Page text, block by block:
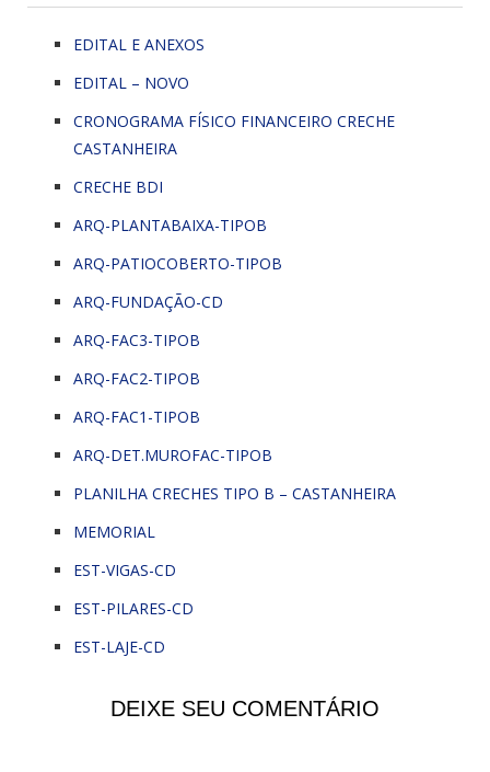
EDITAL E ANEXOS
EDITAL – NOVO
CRONOGRAMA FÍSICO FINANCEIRO CRECHE
CASTANHEIRA
CRECHE BDI
ARQ-PLANTABAIXA-TIPOB
ARQ-PATIOCOBERTO-TIPOB
ARQ-FUNDAÇÃO-CD
ARQ-FAC3-TIPOB
ARQ-FAC2-TIPOB
ARQ-FAC1-TIPOB
ARQ-DET.MUROFAC-TIPOB
PLANILHA CRECHES TIPO B – CASTANHEIRA
MEMORIAL
EST-VIGAS-CD
EST-PILARES-CD
EST-LAJE-CD
DEIXE SEU COMENTÁRIO